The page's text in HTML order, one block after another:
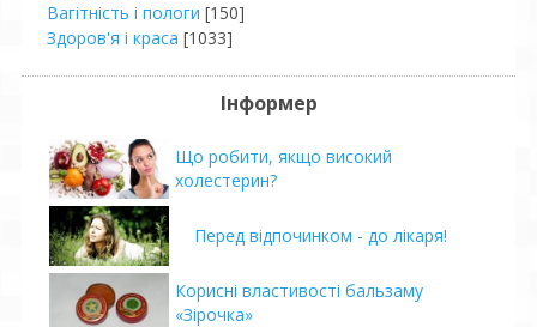
Вагітність і пологи [150]
Здоров'я і краса [1033]
Інформер
Що робити, якщо високий
холестерин?
Перед відпочинком - до лікаря!
Корисні властивості бальзаму
«Зірочка»